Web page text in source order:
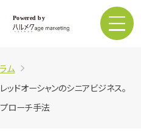
ム
レッドオーシャンのシニアビジネス。
ローチ手法